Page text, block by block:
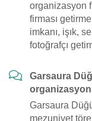
organizasyon
firması
imkanı, işık,
fotoğrafçı
Garsaura
Garsaura
mezuniyet